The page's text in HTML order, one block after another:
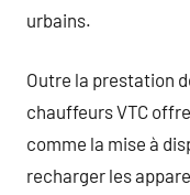
urbains.
Outre la prestation
chauffeurs VTC
comme la mise à
recharger les